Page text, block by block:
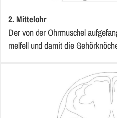
2. Mit­tel­ohr
Der von der Ohr­mu­schel
melfell und damit die